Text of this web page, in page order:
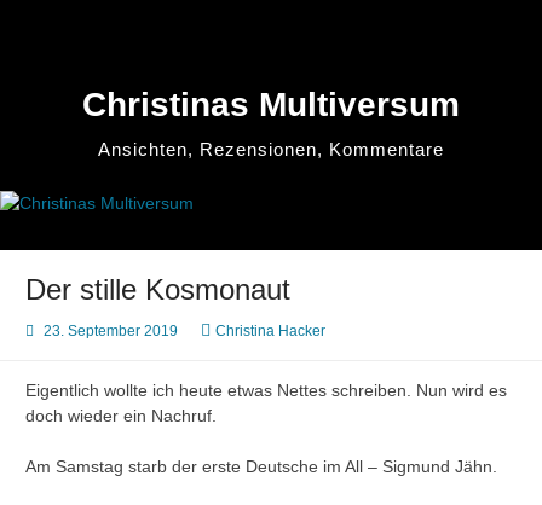
Christinas Multiversum
Ansichten, Rezensionen, Kommentare
Der stille Kosmonaut
23. September 2019 Christina Hacker
Eigentlich wollte ich heute etwas Nettes schreiben. Nun wird es
doch wieder ein Nachruf.
Am Samstag starb der erste Deutsche im All – Sigmund Jähn.